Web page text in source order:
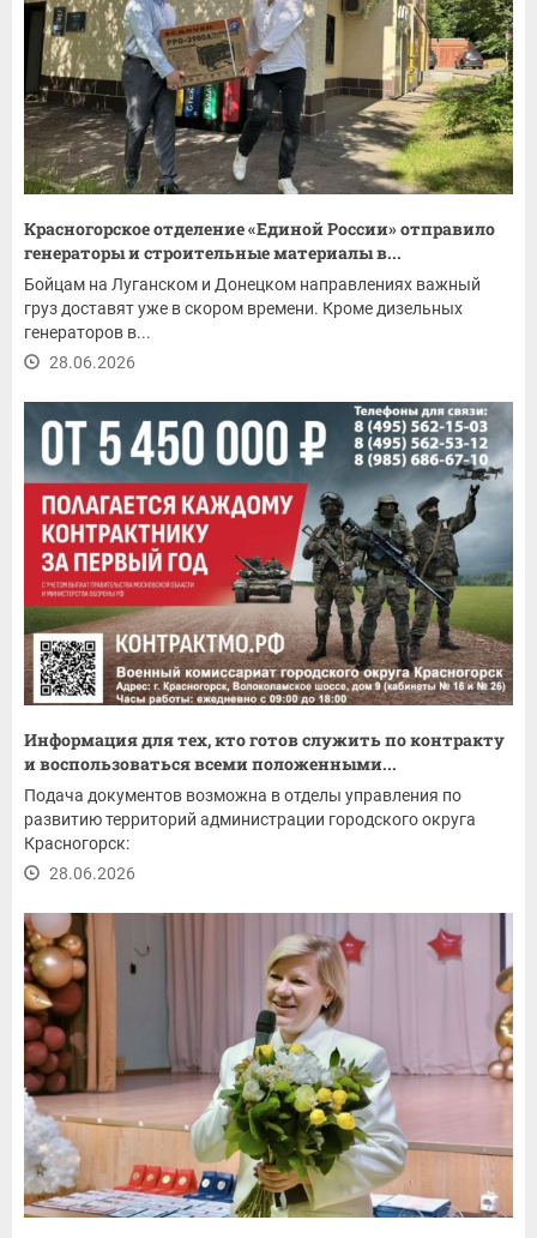
Красногорское отделение «Единой России» отправило
генераторы и строительные материалы в...
Бойцам на Луганском и Донецком направлениях важный
груз доставят уже в скором времени. Кроме дизельных
генераторов в...
28.06.2026
Информация для тех, кто готов служить по контракту
и воспользоваться всеми положенными...
Подача документов возможна в отделы управления по
развитию территорий администрации городского округа
Красногорск:
28.06.2026